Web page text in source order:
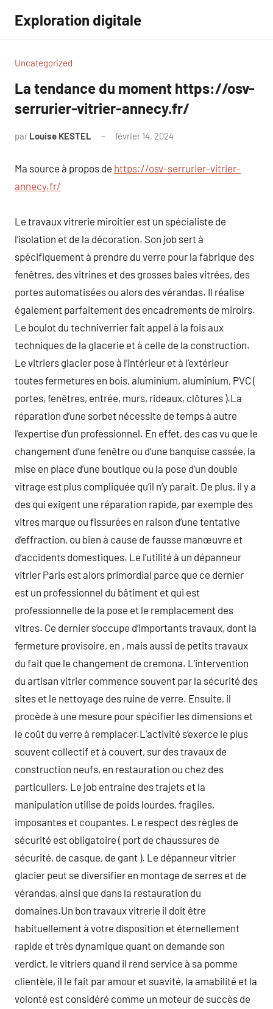
contenu
Exploration digitale
Uncategorized
La tendance du moment https://osv-
serrurier-vitrier-annecy.fr/
par Louise KESTEL février 14, 2024
Ma source à propos de https://osv-serrurier-vitrier-
annecy.fr/
Le travaux vitrerie miroitier est un spécialiste de
l’isolation et de la décoration. Son job sert à
spécifiquement à prendre du verre pour la fabrique des
fenêtres, des vitrines et des grosses baies vitrées, des
portes automatisées ou alors des vérandas. Il réalise
également parfaitement des encadrements de miroirs.
Le boulot du techniverrier fait appel à la fois aux
techniques de la glacerie et à celle de la construction.
Le vitriers glacier pose à l’intérieur et à l’extérieur
toutes fermetures en bois, aluminium, aluminium, PVC (
portes, fenêtres, entrée, murs, rideaux, clôtures ).La
réparation d’une sorbet nécessite de temps à autre
l’expertise d’un professionnel. En effet, des cas vu que le
changement d’une fenêtre ou d’une banquise cassée, la
mise en place d’une boutique ou la pose d’un double
vitrage est plus compliquée qu’il n’y parait. De plus, il y a
des qui exigent une réparation rapide, par exemple des
vitres marque ou fissurées en raison d’une tentative
d’effraction, ou bien à cause de fausse manœuvre et
d’accidents domestiques. Le l’utilité à un dépanneur
vitrier Paris est alors primordial parce que ce dernier
est un professionnel du bâtiment et qui est
professionnelle de la pose et le remplacement des
vitres. Ce dernier s’occupe d’importants travaux, dont la
fermeture provisoire, en , mais aussi de petits travaux
du fait que le changement de cremona. L’intervention
du artisan vitrier commence souvent par la sécurité des
sites et le nettoyage des ruine de verre. Ensuite, il
procède à une mesure pour spécifier les dimensions et
le coût du verre à remplacer.L’activité s’exerce le plus
souvent collectif et à couvert, sur des travaux de
construction neufs, en restauration ou chez des
particuliers. Le job entraine des trajets et la
manipulation utilise de poids lourdes, fragiles,
imposantes et coupantes. Le respect des règles de
sécurité est obligatoire ( port de chaussures de
sécurité, de casque, de gant ). Le dépanneur vitrier
glacier peut se diversifier en montage de serres et de
vérandas, ainsi que dans la restauration du
domaines.Un bon travaux vitrerie il doit être
habituellement à votre disposition et éternellement
rapide et très dynamique quant on demande son
verdict, le vitriers quand il rend service à sa pomme
clientèle, il le fait par amour et suavité, la amabilité et la
volonté est considéré comme un moteur de succès de